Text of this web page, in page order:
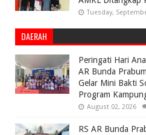
Tuesday,
DAERAH
Peringati Hari
AR Bunda
Gelar Mini Bakti
Program
August 02, 2026
RS AR Bunda